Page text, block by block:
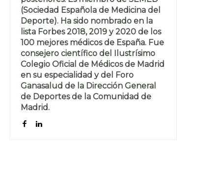
(Sociedad Española de Medicina del
Deporte). Ha sido nombrado en la
lista Forbes 2018, 2019 y 2020 de los
100 mejores médicos de España. Fue
consejero científico del Ilustrísimo
Colegio Oficial de Médicos de Madrid
en su especialidad y del Foro
Ganasalud de la Dirección General
de Deportes de la Comunidad de
Madrid.